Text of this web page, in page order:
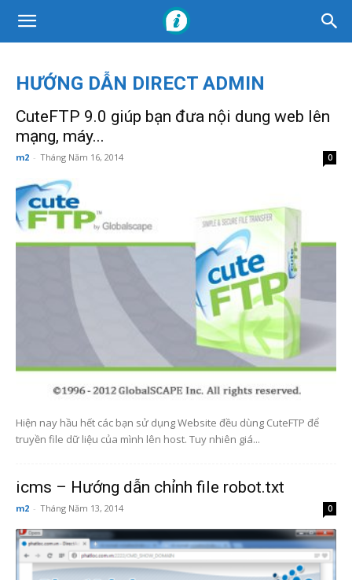
HƯỚNG DẪN DIRECT ADMIN
CuteFTP 9.0 giúp bạn đưa nội dung web lên
mạng, máy...
m2 - Tháng Năm 16, 2014 0
Hiện nay hầu hết các bạn sử dụng Website đều dùng CuteFTP để
truyền file dữ liệu của mình lên host. Tuy nhiên giá...
icms – Hướng dẫn chỉnh file robot.txt
m2 - Tháng Năm 13, 2014 0